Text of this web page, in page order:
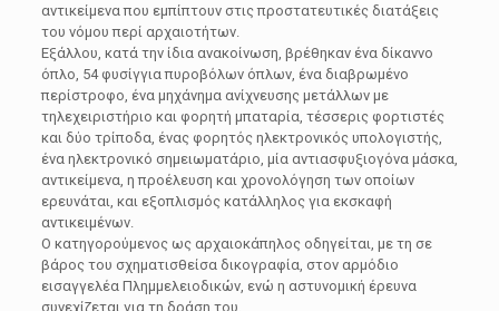
αντικείμενα που εμπίπτουν στις προστατευτικές διατάξεις
του νόμου περί αρχαιοτήτων.
Εξάλλου, κατά την ίδια ανακοίνωση, βρέθηκαν ένα δίκαννο
όπλο, 54 φυσίγγια πυροβόλων όπλων, ένα διαβρωμένο
περίστροφο, ένα μηχάνημα ανίχνευσης μετάλλων με
τηλεχειριστήριο και φορητή μπαταρία, τέσσερις φορτιστές
και δύο τρίποδα, ένας φορητός ηλεκτρονικός υπολογιστής,
ένα ηλεκτρονικό σημειωματάριο, μία αντιασφυξιογόνα μάσκα,
αντικείμενα, η προέλευση και χρονολόγηση των οποίων
ερευνάται, και εξοπλισμός κατάλληλος για εκσκαφή
αντικειμένων.
Ο κατηγορούμενος ως αρχαιοκάπηλος οδηγείται, με τη σε
βάρος του σχηματισθείσα δικογραφία, στον αρμόδιο
εισαγγελέα Πλημμελειοδικών, ενώ η αστυνομική έρευνα
συνεχίζεται για τη δράση του.